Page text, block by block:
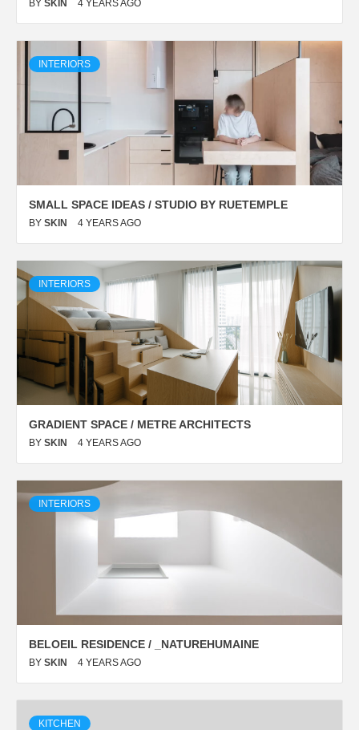
BY SKIN 4 YEARS AGO
INTERIORS
SMALL SPACE IDEAS / STUDIO BY RUETEMPLE
BY SKIN 4 YEARS AGO
INTERIORS
GRADIENT SPACE / METRE ARCHITECTS
BY SKIN 4 YEARS AGO
INTERIORS
BELOEIL RESIDENCE / _NATUREHUMAINE
BY SKIN 4 YEARS AGO
KITCHEN